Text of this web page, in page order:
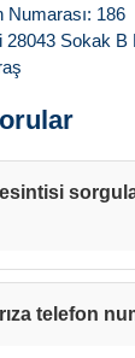
Numarası: 186
Sokak B
telefon